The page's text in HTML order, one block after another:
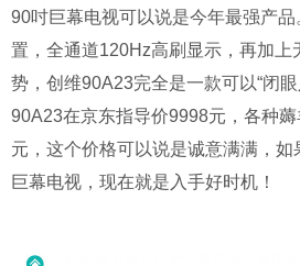
90吋巨幕电视可以说是今年最强产
置，全通道120Hz高刷显示，再加上
势，创维90A23完全是一款可以“闭
90A23在京东指导价9998元，各种
元，这个价格可以说是诚意满满，
巨幕电视，现在就是入手好时机！